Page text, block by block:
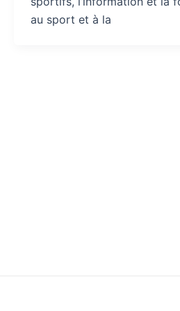
au sport et à la